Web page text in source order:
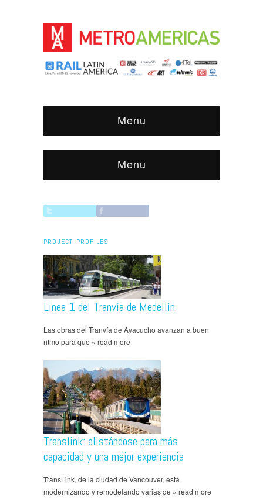
Menu
Menu
PROJECT PROFILES
Linea 1 del Tranvía de Medellín
Las obras del Tranvía de Ayacucho avanzan a buen
ritmo para que » read more
Translink: alistándose para más
capacidad y una mejor experiencia
TransLink, de la ciudad de Vancouver, está
modernizando y remodelando varias de » read more